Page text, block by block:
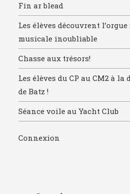
Fin ar blead
Les élèves découvrent
musicale inoubliable
Chasse aux trésors!
Les élèves du CP au CM2 à la
de Batz !
Séance voile au Yacht Club
Connexion